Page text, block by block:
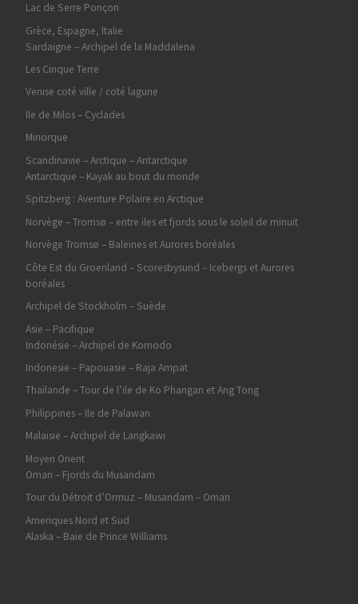
Lac de Serre Ponçon
Grèce, Espagne, Italie
Sardaigne – Archipel de la Maddalena
Les Cinque Terre
Venise coté ville / coté lagune
Ile de Milos – Cyclades
Minorque
Scandinavie – Arctique – Antarctique
Antarctique – Kayak au bout du monde
Spitzberg : Aventure Polaire en Arctique
Norvège – Tromsø – entre iles et fjords sous le soleil de minuit
Norvège Tromsø – Baleines et Aurores boréales
Côte Est du Groenland – Scoresbysund – Icebergs et Aurores
boréales
Archipel de Stockholm – Suède
Asie – Pacifique
Indonésie – Archipel de Komodo
Indonesie – Papouasie – Raja Ampat
Thaïlande – Tour de l’ile de Ko Phangan et Ang Tong
Philippines – Ile de Palawan
Malaisie – Archipel de Langkawi
Moyen Orient
Oman – Fjords du Musandam
Tour du Détroit d’Ormuz – Musandam – Oman
Ameriques Nord et Sud
Alaska – Baie de Prince Williams